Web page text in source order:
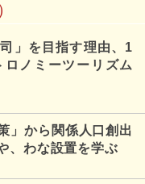
」を目指す理由、1
ノミーツーリズム
」から関係人口創出
、わな設置を学ぶ